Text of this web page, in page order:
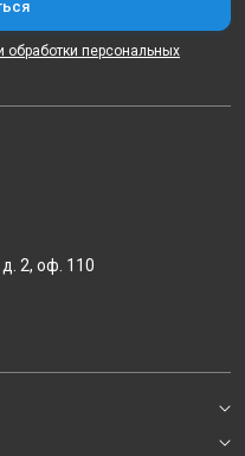
обработки персональных
2, оф. 110